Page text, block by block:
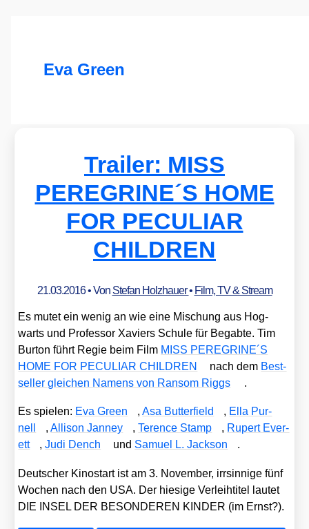
Eva Green
Trailer: MISS
PEREGRINE´S HOME
FOR PECULIAR
CHILDREN
21.03.2016• Von Stefan Holzhauer• Film, TV & Stream
Es mutet ein wenig an wie eine Mischung aus Hog­
warts und Pro­fes­sor Xaviers Schu­le für Begab­te. Tim
Bur­ton führt Regie beim Film MISS PEREGRINE´S
HOME FOR PECULIAR CHILDREN
nach dem Best­
sel­ler glei­chen Namens von Ran­som Riggs
.
Es spie­len: Eva Green ,Asa But­ter­field , Ella Pur­
nell
,Alli­son Jan­ney ,Terence Stamp , Rupert Ever­
ett
,Judi Dench und Samu­el L. Jack­son .
Deut­scher Kino­start ist am 3. Novem­ber, irr­sin­ni­ge fünf
Wochen nach den USA. Der hie­si­ge Ver­leih­ti­tel lau­tet
DIE INSEL DER BESONDEREN KINDER (im Ernst?).